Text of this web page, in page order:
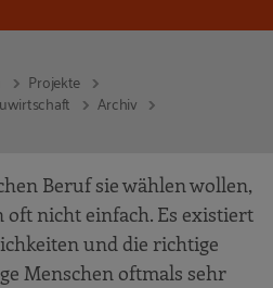
Projekte
Archiv
Beruf sie wählen wollen,
nicht einfach. Es existiert
und die richtige
Menschen oftmals sehr